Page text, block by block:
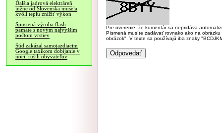
Ďalšia jadrová elektráreň
južne od Slovenska musela
kvôli teplu znížiť výkon
Spustená výroba flash
pamäte s novým najvyšším
počtom vrstiev
Súd zakázal samojazdiacim
Google taxíkom dobíjanie v
noci, rušili obyvateľov
Pre overenie, že komentár sa nepridáva
Písmená musíte zadávať rovnako ako na
obrázok". V texte sa používajú iba znaky